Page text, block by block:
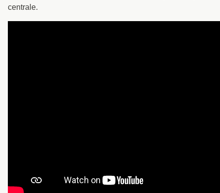
centrale.